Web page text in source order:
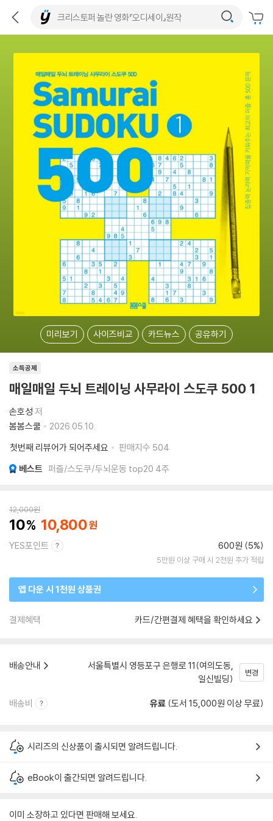
미리보기 사이즈비교 카드뉴스 공유하기
소득공제
매일매일 두뇌 트레이닝 사무라이 스도쿠 500 1
손호성 저
봄봄스쿨
2026.05.10.
첫번째 리뷰어가 되어주세요
판매지수 504
베스트 퍼즐/스도쿠/두뇌운동 top20 4주
12,000원
10 10,800
YES포인트 600원 (5%)
5만원 이상 구매 시 2천원 추가 적립
앱 다운 시 1천원 상품권
결제혜택 카드/간편결제 혜택을 확인하세요
배송안내
서울특별시 영등포구 은행로 11(여의도동,
일신빌딩)
변경
배송비 유료 (도서 15,000원 이상 무료)
시리즈의 신상품이 출시되면 알려드립니다.
eBook이 출간되면 알려드립니다.
이미 소장하고 있다면 판매해 보세요.